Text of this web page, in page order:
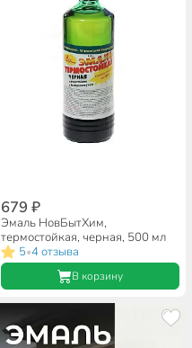
679 ₽
Эмаль НовБытХим,
термостойкая, черная, 500 мл
5•4 отзыва
В корзину